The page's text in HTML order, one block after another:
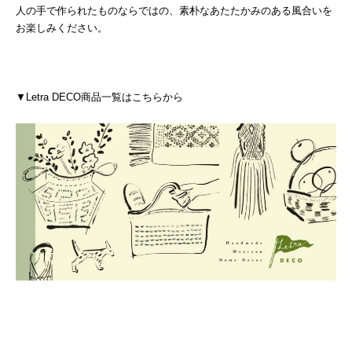
人の手で作られたものならではの、素朴なあたたかみのある風合いを
お楽しみください。
▼Letra DECO商品一覧はこちらから